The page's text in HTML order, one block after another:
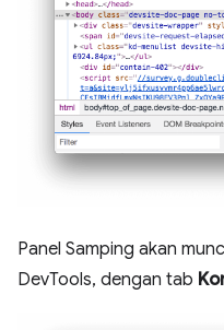
Panel Samping akan
DevTools, dengan tab